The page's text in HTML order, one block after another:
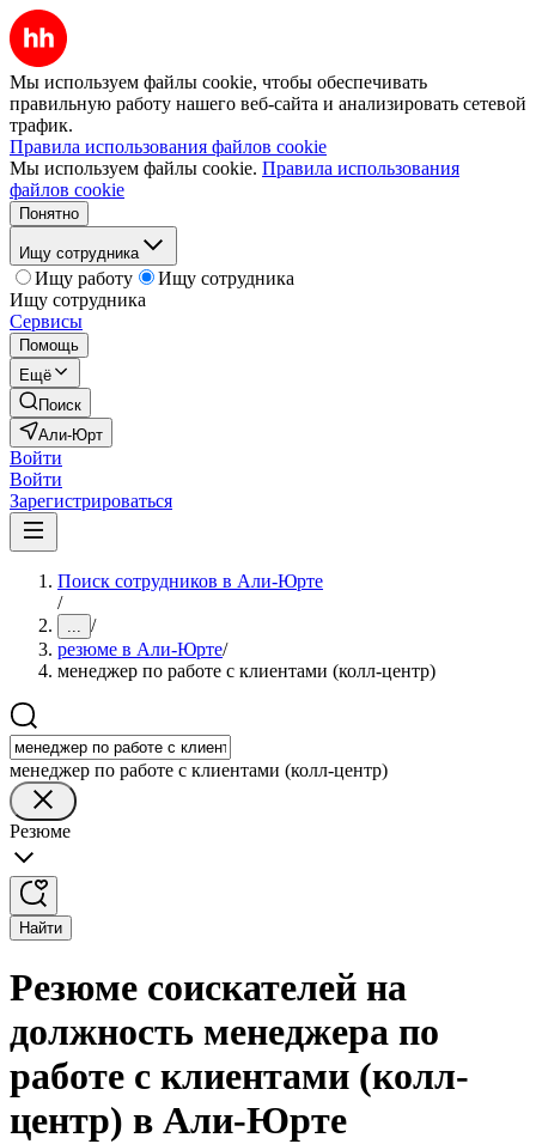
Мы используем файлы cookie, чтобы обеспечивать
правильную работу нашего веб-сайта и анализировать сетевой
трафик.
Правила использования файлов cookie
Мы используем файлы cookie. Правила использования
файлов cookie
Понятно
Ищу сотрудника
Ищу работу
Ищу сотрудника
Ищу сотрудника
Сервисы
Помощь
Ещё
Поиск
Али-Юрт
Войти
Войти
Зарегистрироваться
Поиск сотрудников в Али-Юрте
/
... /
резюме в Али-Юрте/
менеджер по работе с клиентами (колл-центр)
менеджер по работе с клиентами (колл-центр)
Резюме
Найти
Резюме соискателей на
должность менеджера по
работе с клиентами (колл-
центр) в Али-Юрте